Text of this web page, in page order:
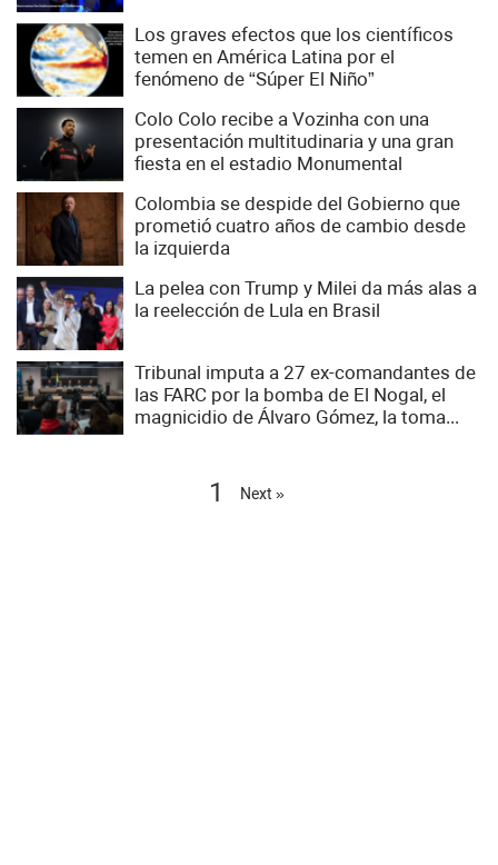
Los graves efectos que los científicos
temen en América Latina por el
fenómeno de “Súper El Niño”
Colo Colo recibe a Vozinha con una
presentación multitudinaria y una gran
fiesta en el estadio Monumental
Colombia se despide del Gobierno que
prometió cuatro años de cambio desde
la izquierda
La pelea con Trump y Milei da más alas a
la reelección de Lula en Brasil
Tribunal imputa a 27 ex-comandantes de
las FARC por la bomba de El Nogal, el
magnicidio de Álvaro Gómez, la toma...
1 Next »